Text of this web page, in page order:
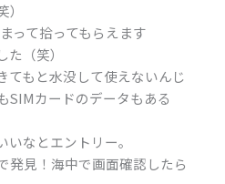
って拾ってもらえます
（笑）
てもと水没して使えないんじ
SIMカードのデータもある
なとエントリー。
発見！海中で画面確認したら